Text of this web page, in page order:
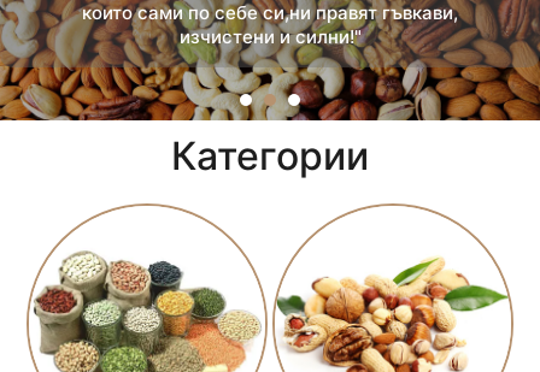
които сами по себе си,ни правят гъвкави,
изчистени и силни!"
Категории